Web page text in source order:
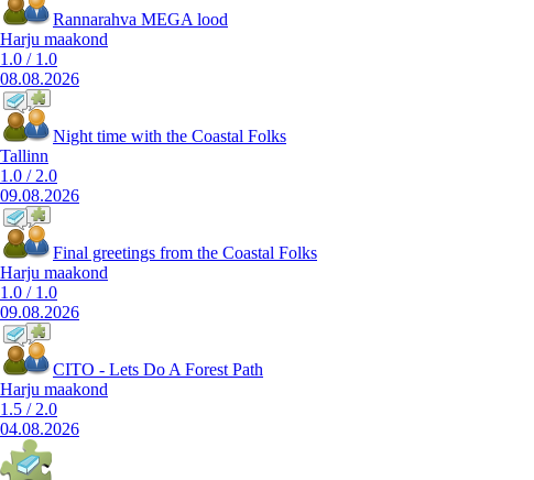
Rannarahva MEGA lood
Harju maakond
1.0 / 1.0
08.08.2026
Night time with the Coastal Folks
Tallinn
1.0 / 2.0
09.08.2026
Final greetings from the Coastal Folks
Harju maakond
1.0 / 1.0
09.08.2026
CITO - Lets Do A Forest Path
Harju maakond
1.5 / 2.0
04.08.2026